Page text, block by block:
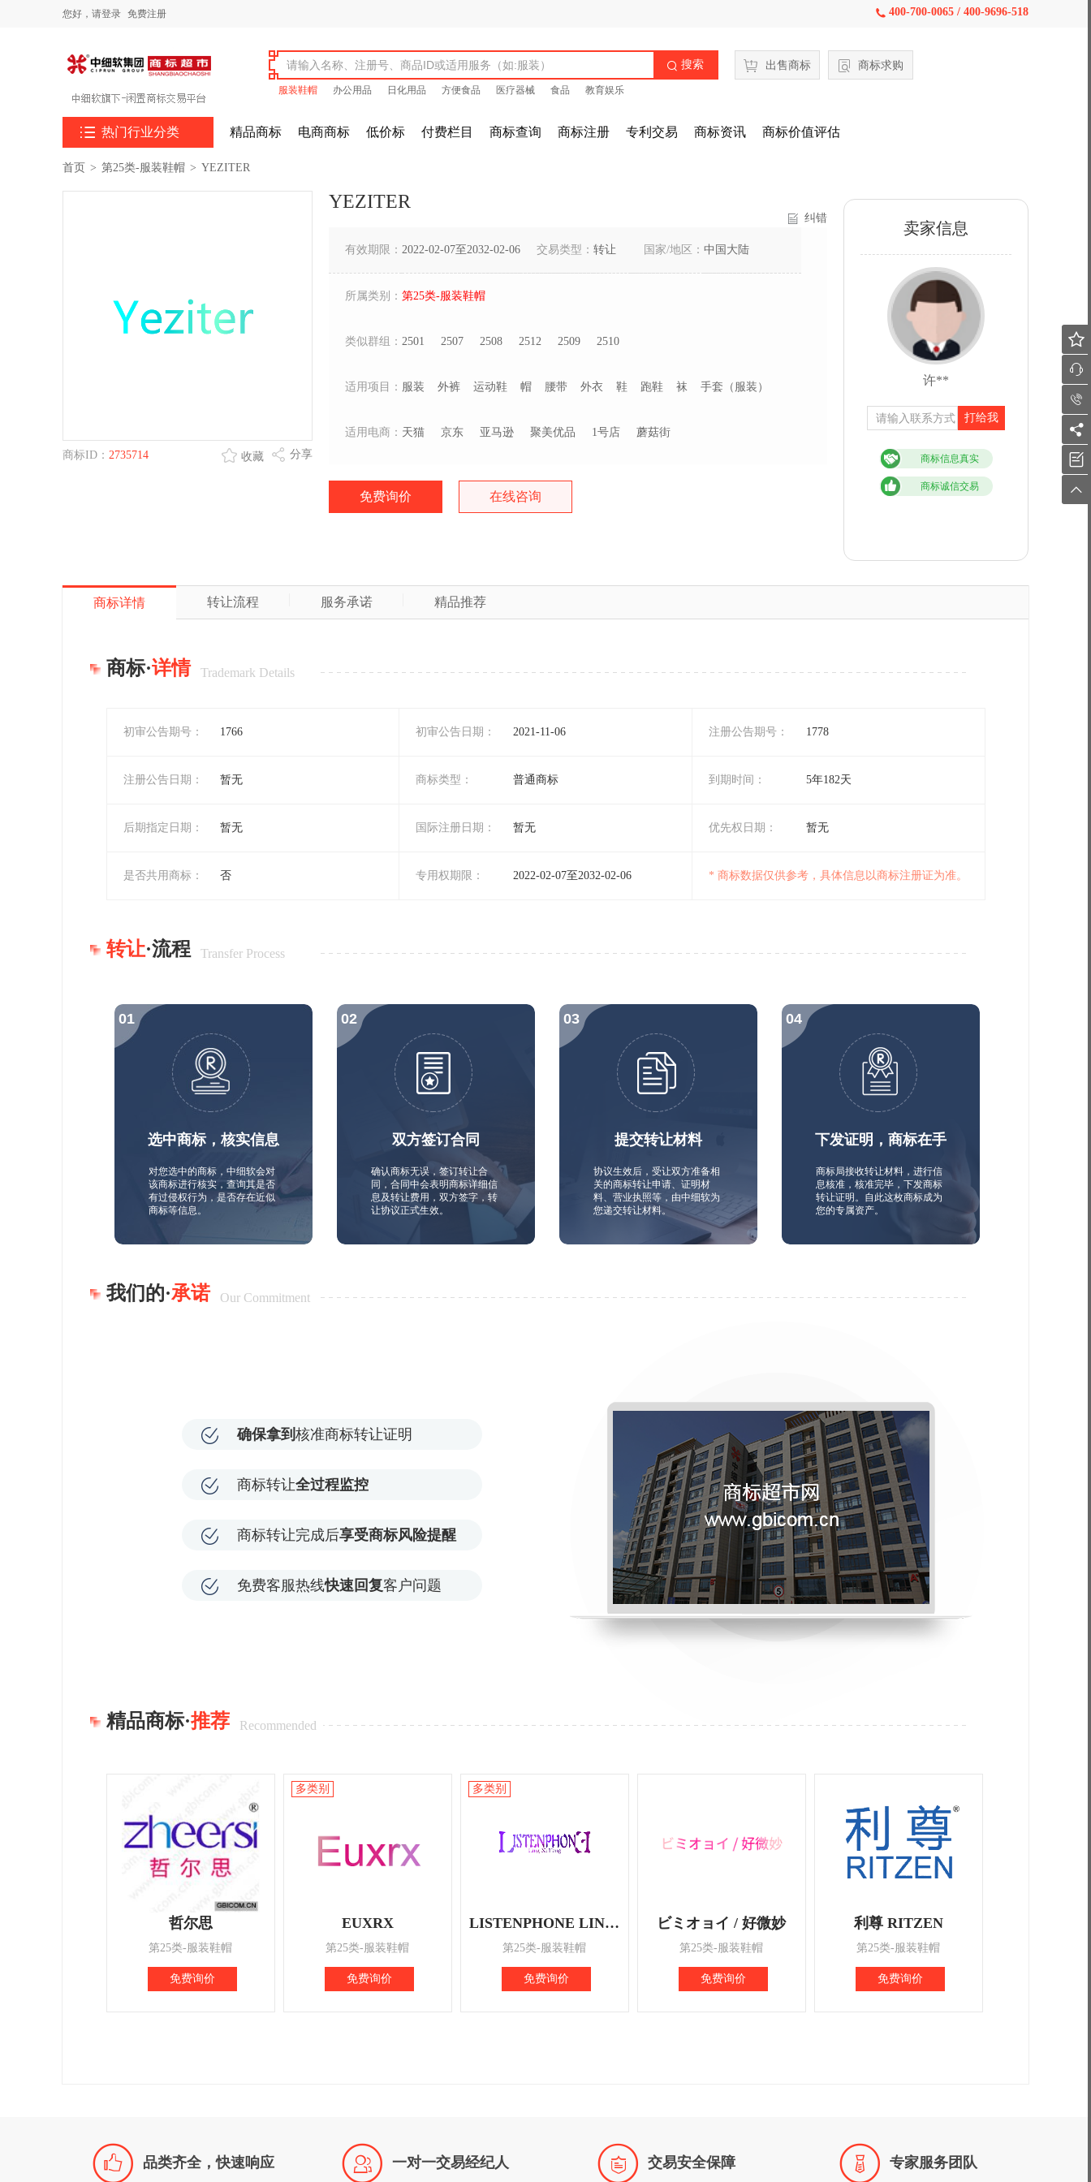
您好， 请登录 免费注册  400-700-0065 / 400-9696-518
 搜索
服装鞋帽 办公用品 日化用品 方便食品 医疗器械 食品 教育娱乐
出售商标 商标求购
 热门行业分类 精品商标 电商商标 低价标 付费栏目 商标查询 商标注册 专利交易 商标资讯 商标价值评估
首页 > 第25类-服装鞋帽 > YEZITER
商标ID： 2735714 分享
收藏
YEZITER
纠错
有效期限： 2022-02-07至2032-02-06 交易类型： 转让 国家/地区： 中国大陆
所属类别： 第25类-服装鞋帽
类似群组： 2501 2507 2508 2512 2509 2510
适用项目： 服装 外裤 运动鞋 帽 腰带 外衣 鞋 跑鞋 袜 手套（服装）
适用电商： 天猫 京东 亚马逊 聚美优品 1号店 蘑菇街
免费询价 在线咨询
卖家信息
许**
打给我
商标信息真实
商标诚信交易
商标详情 转让流程 服务承诺 精品推荐
商标·详情 Trademark Details
初审公告期号： 1766 初审公告日期： 2021-11-06 注册公告期号： 1778
注册公告日期： 暂无 商标类型： 普通商标 到期时间： 5年182天
后期指定日期： 暂无 国际注册日期： 暂无 优先权日期： 暂无
是否共用商标： 否 专用权期限： 2022-02-07至2032-02-06 * 商标数据仅供参考，具体信息以商标注册证为准。
转让·流程 Transfer Process
选中商标，核实信息
对您选中的商标，中细软会对
该商标进行核实，查询其是否
有过侵权行为，是否存在近似
商标等信息。
双方签订合同
确认商标无误，签订转让合
同，合同中会表明商标详细信
息及转让费用，双方签字，转
让协议正式生效。
提交转让材料
协议生效后，受让双方准备相
关的商标转让申请、证明材
料、营业执照等，由中细软为
您递交转让材料。
下发证明，商标在手
商标局接收转让材料，进行信
息核准，核准完毕，下发商标
转让证明。自此这枚商标成为
您的专属资产。
我们的·承诺 Our Commitment
确保拿到 核准商标转让证明
商标转让全过程监控
商标转让完成后享受商标风险提醒
免费客服热线快速回复客户问题
精品商标·推荐 Recommended
哲尔思
第25类-服装鞋帽
免费询价
EUXRX
第25类-服装鞋帽
免费询价
多类别
LISTENPHONE LING XI FANG
第25类-服装鞋帽
免费询价
多类别
ビミオョイ / 好微妙
第25类-服装鞋帽
免费询价
利尊 RITZEN
第25类-服装鞋帽
免费询价
 品类齐全，快速响应  一对一交易经纪人  交易安全保障  专家服务团队





